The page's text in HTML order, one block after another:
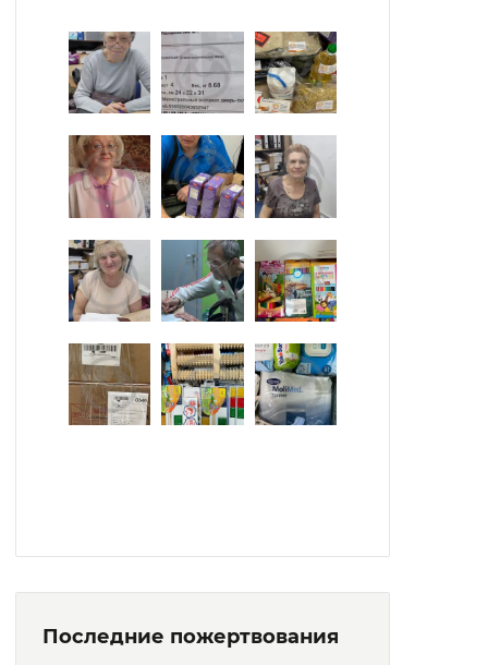
Последние пожертвования